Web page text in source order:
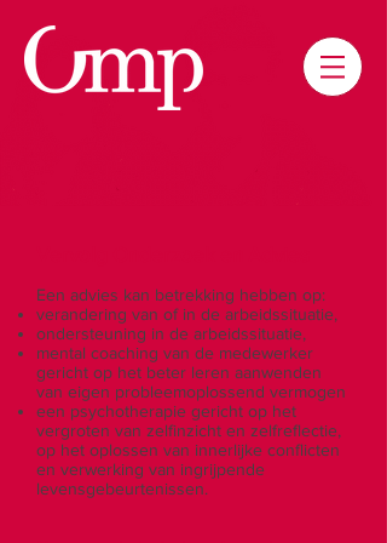
Een advies kan betrekking hebben op:
verandering van of in de arbeidssituatie,
ondersteuning in de arbeidssituatie,
mental coaching van de medewerker
gericht op het beter leren aanwenden
van eigen probleemoplossend vermogen
een psychotherapie gericht op het
vergroten van zelfinzicht en zelfreflectie,
op het oplossen van innerlijke conflicten
en verwerking van ingrijpende
levensgebeurtenissen.